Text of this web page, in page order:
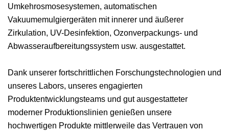
Umkehrosmosesystemen, automatischen
Vakuumemulgiergeräten mit innerer und äußerer
Zirkulation, UV-Desinfektion, Ozonverpackungs- und
Abwasseraufbereitungssystem usw. ausgestattet.
Dank unserer fortschrittlichen Forschungstechnologien und
unseres Labors, unseres engagierten
Produktentwicklungsteams und gut ausgestatteter
moderner Produktionslinien genießen unsere
hochwertigen Produkte mittlerweile das Vertrauen von